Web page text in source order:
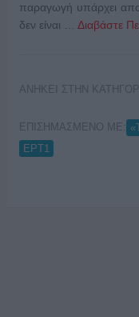
παραγωγή υπάρχει
δεν είναι … Διαβάστε
ΑΝΗΚΕΙ ΣΤΗΝ
ΕΠΙΣΗΜΑΣΜΕΝΟ ΜΕ:
ΕΡΤ1